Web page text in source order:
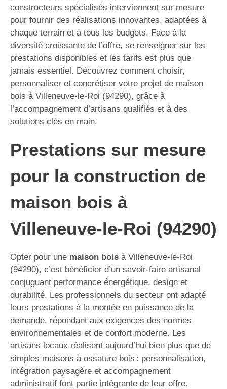
constructeurs spécialisés interviennent sur mesure
pour fournir des réalisations innovantes, adaptées à
chaque terrain et à tous les budgets. Face à la
diversité croissante de l’offre, se renseigner sur les
prestations disponibles et les tarifs est plus que
jamais essentiel. Découvrez comment choisir,
personnaliser et concrétiser votre projet de maison
bois à Villeneuve-le-Roi (94290), grâce à
l’accompagnement d’artisans qualifiés et à des
solutions clés en main.
Prestations sur mesure
pour la construction de
maison bois à
Villeneuve-le-Roi (94290)
Opter pour une maison bois à Villeneuve-le-Roi
(94290), c’est bénéficier d’un savoir-faire artisanal
conjuguant performance énergétique, design et
durabilité. Les professionnels du secteur ont adapté
leurs prestations à la montée en puissance de la
demande, répondant aux exigences des normes
environnementales et de confort moderne. Les
artisans locaux réalisent aujourd’hui bien plus que de
simples maisons à ossature bois : personnalisation,
intégration paysagère et accompagnement
administratif font partie intégrante de leur offre.